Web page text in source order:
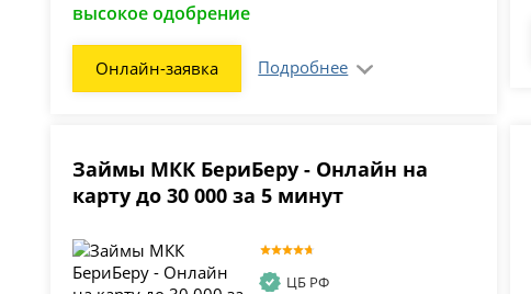
высокое одобрение
Онлайн-заявка Подробнее
Займы МКК БериБеру - Онлайн на
карту до 30 000 за 5 минут
ЦБ РФ